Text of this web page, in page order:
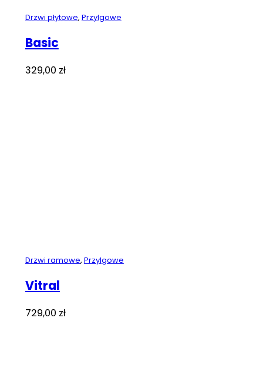
Drzwi płytowe, Przylgowe
Basic
329,00 zł
Drzwi ramowe, Przylgowe
Vitral
729,00 zł